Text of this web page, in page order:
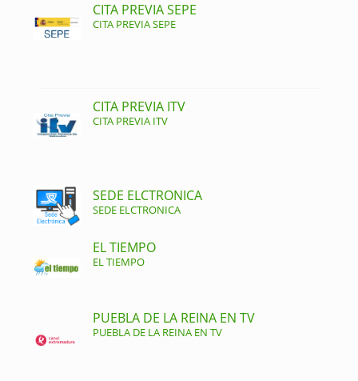
CITA PREVIA SEPE
CITA PREVIA SEPE
CITA PREVIA ITV
CITA PREVIA ITV
SEDE ELCTRONICA
SEDE ELCTRONICA
EL TIEMPO
EL TIEMPO
PUEBLA DE LA REINA EN TV
PUEBLA DE LA REINA EN TV